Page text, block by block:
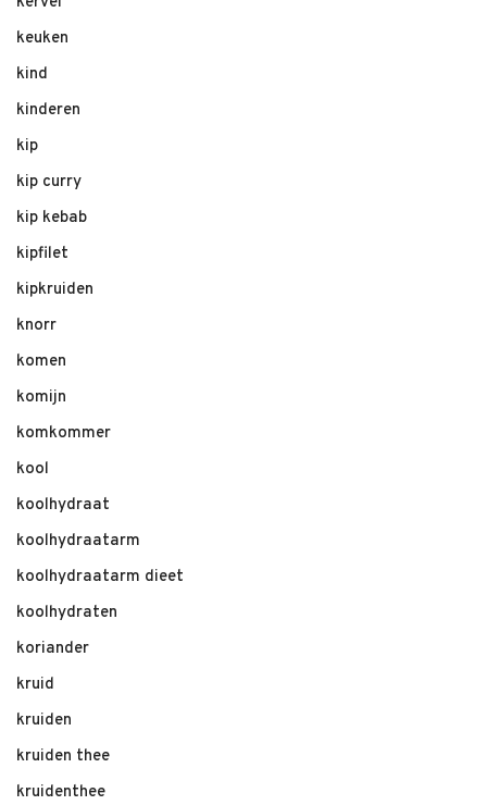
keuken
kind
kinderen
kip
kip curry
kip kebab
kipfilet
kipkruiden
knorr
komen
komijn
komkommer
kool
koolhydraat
koolhydraatarm
koolhydraatarm dieet
koolhydraten
koriander
kruid
kruiden
kruiden thee
kruidenthee